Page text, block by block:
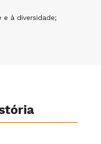
e à diversidade;